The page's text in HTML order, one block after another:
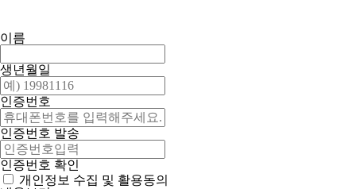
이름
생년월일
인증번호
인증번호 발송
인증번호 확인
개인정보 수집 및 활용동의